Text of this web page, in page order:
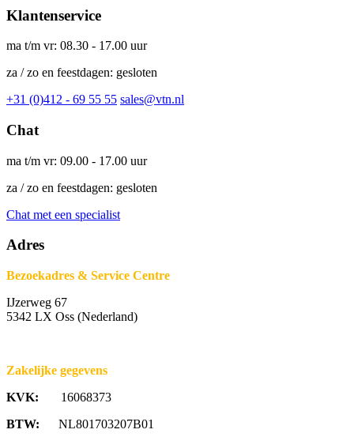
Klantenservice
ma t/m vr: 08.30 - 17.00 uur
za / zo en feestdagen: gesloten
+31 (0)412 - 69 55 55 sales@vtn.nl
Chat
ma t/m vr: 09.00 - 17.00 uur
za / zo en feestdagen: gesloten
Chat met een specialist
Adres
Bezoekadres & Service Centre
IJzerweg 67
5342 LX Oss (Nederland)
Zakelijke gegevens
KVK: 16068373
BTW: NL801703207B01